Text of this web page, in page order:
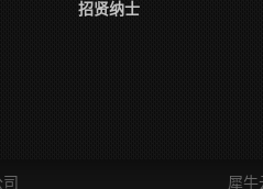
作提供更有力的支持。典型案例的价值在
招贤纳士
犀牛